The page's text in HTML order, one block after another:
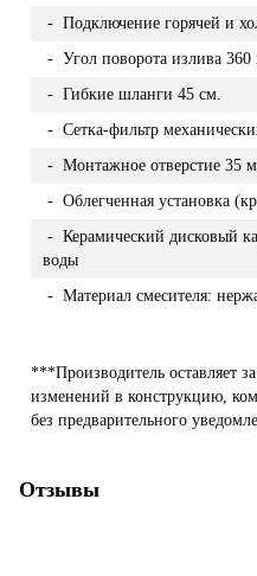
- Подключение горячей и
- Угол поворота излива 360
- Гибкие шланги 45 см.
- Сетка-фильтр
- Монтажное отверстие 35
- Облегченная установка
- Керамический дисковый
воды
- Материал смесителя:
***Производитель оставляет
изменений в конструкцию,
без предварительного
Отзывы